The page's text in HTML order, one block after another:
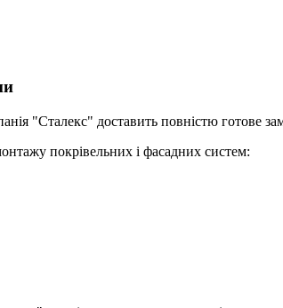
"Сталекс" доставить повністю готове
покрівельних і фасадних систем: